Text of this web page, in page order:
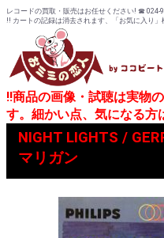
レコードの買取・販売はお任せください! ☎ 024-
!! カートの記録は消去されます、「お気に入り」
!!商品の画像・試聴は実物
す。細かい点、気になる方
NIGHT LIGHTS /
マリガン